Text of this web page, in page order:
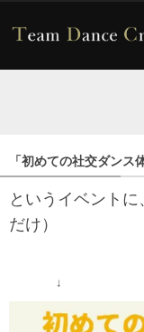
「初めての社交ダンス
というイベント
だけ）
↓